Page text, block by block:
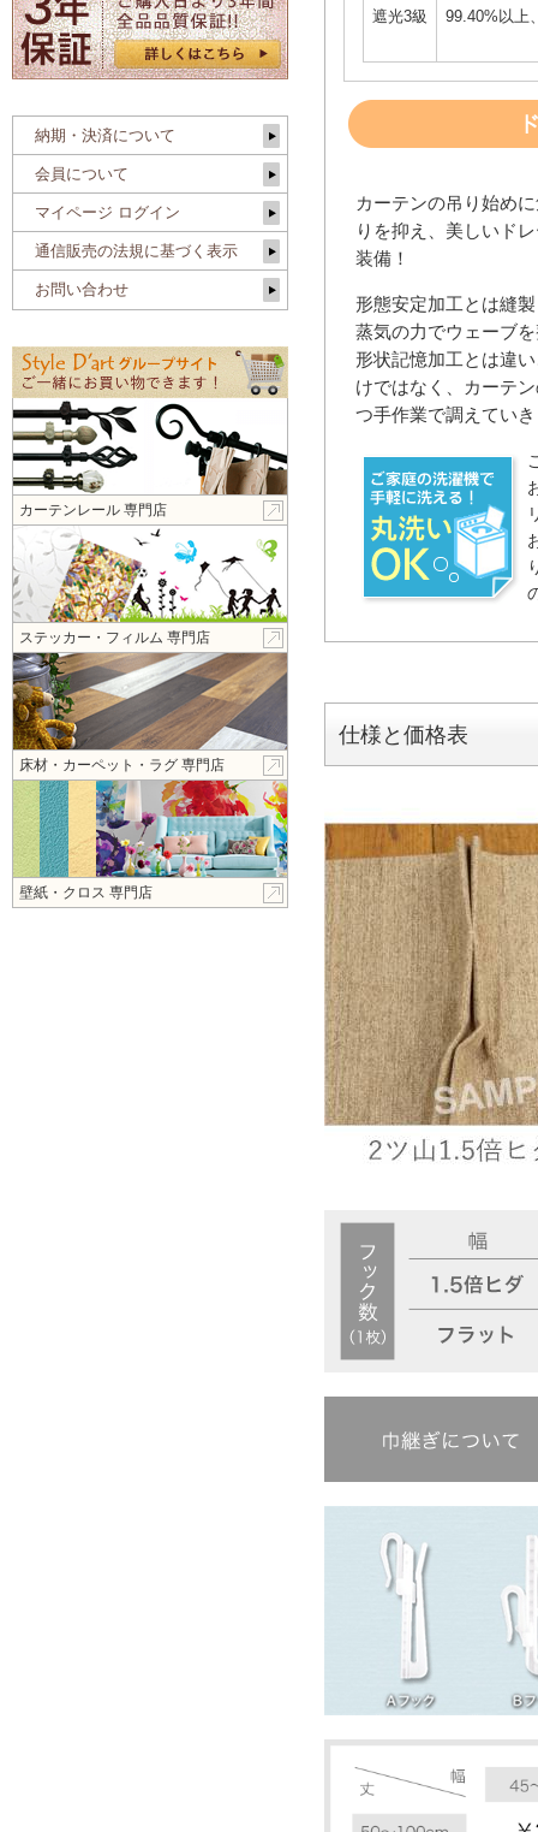
遮光3級 99.40%以上
カーテンの吊り始め
りを抑え、美しいド
装備！
形態安定加工とは縫
蒸気の力でウェーブ
形状記憶加工とは違
けではなく、カーテ
つ手作業で調えてい
仕様と価格表
納期・決済について
会員について
マイページ ログイン
通信販売の法規に基づく表示
お問い合わせ
カーテンレール 専門店
ステッカー・フィルム 専門店
床材・カーペット・ラグ 専門店
壁紙・クロス 専門店